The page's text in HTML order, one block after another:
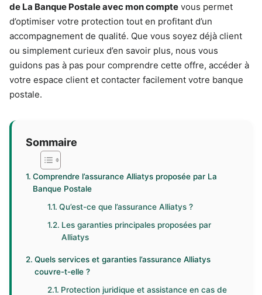
de La Banque Postale avec mon compte vous permet
d’optimiser votre protection tout en profitant d’un
accompagnement de qualité. Que vous soyez déjà client
ou simplement curieux d’en savoir plus, nous vous
guidons pas à pas pour comprendre cette offre, accéder à
votre espace client et contacter facilement votre banque
postale.
Sommaire
Comprendre l’assurance Alliatys proposée par La
Banque Postale
Qu’est-ce que l’assurance Alliatys ?
Les garanties principales proposées par
Alliatys
Quels services et garanties l’assurance Alliatys
couvre-t-elle ?
Protection juridique et assistance en cas de